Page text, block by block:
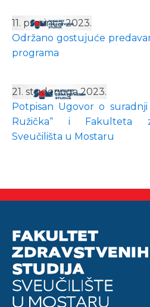
11. prosinca 2023.
Održano gostujuće
programa
21. studenoga 2023.
Potpisan Ugovor o suradnji
Ružička“ i Fakulteta
Sveučilišta u Mostaru